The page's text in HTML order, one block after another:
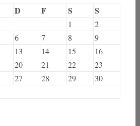
D F S S
1
2
6 7 8
9
13 14 15
16
20 21 22
23
27 28 29
30